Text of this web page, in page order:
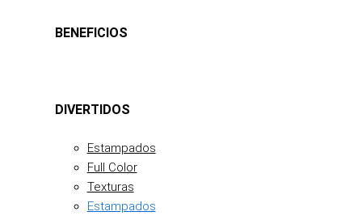
BENEFICIOS
DIVERTIDOS
Estampados
Full Color
Texturas
Estampados